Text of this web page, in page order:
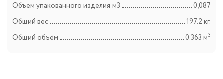
Объем упакованного изделия, м3
0,087
Общий вес
197.2 кг.
Общий объём
0.363 м3